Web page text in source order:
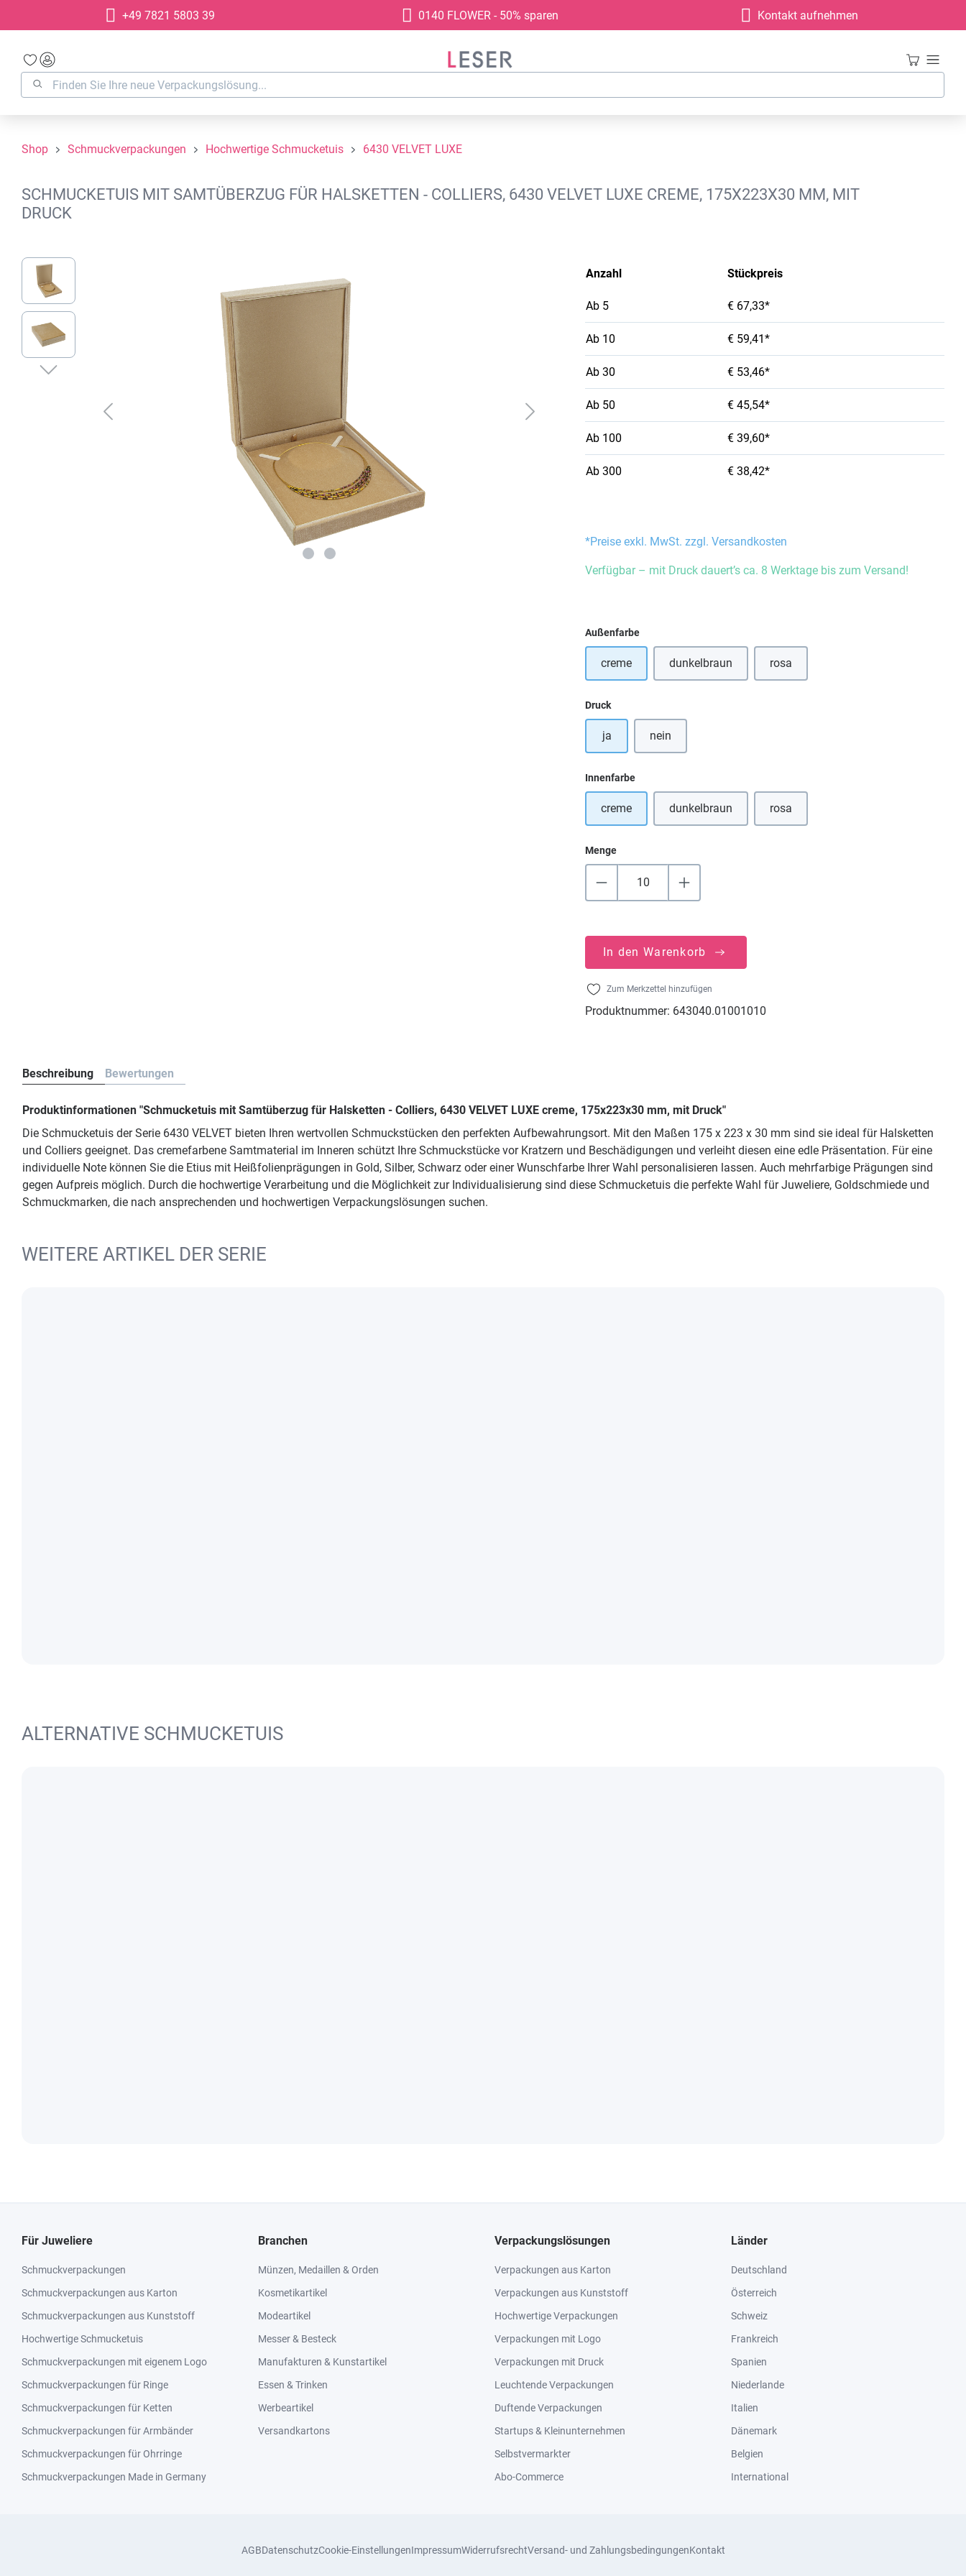
Zur Hauptnavigation springen
+49 7821 5803 39 0140 FLOWER - 50% sparen Kontakt aufnehmen
Shop Schmuckverpackungen Hochwertige Schmucketuis 6430 VELVET LUXE
SCHMUCKETUIS MIT SAMTÜBERZUG FÜR HALSKETTEN - COLLIERS, 6430 VELVET LUXE CREME, 175X223X30 MM, MIT
DRUCK
Bildergalerie überspringen
Anzahl Stückpreis
Ab 5 € 67,33*
Ab 10 € 59,41*
Ab 30 € 53,46*
Ab 50 € 45,54*
Ab 100 € 39,60*
Ab 300 € 38,42*
*Preise exkl. MwSt. zzgl. Versandkosten
Verfügbar – mit Druck dauert’s ca. 8 Werktage bis zum Versand!
Außenfarbeauswählen
creme dunkelbraun(Diese Option ist zurzeit nicht verfügbar.)
rosa(Diese Option ist zurzeit nicht verfügbar.)
Druckauswählen
ja nein
Innenfarbeauswählen
creme dunkelbraun(Diese Option ist zurzeit nicht verfügbar.)
rosa(Diese Option ist zurzeit nicht verfügbar.)
Menge
In den Warenkorb
Zum Merkzettel hinzufügen
Produktnummer: 643040.01001010
Beschreibung Bewertungen
Produktinformationen "Schmucketuis mit Samtüberzug für Halsketten - Colliers, 6430 VELVET LUXE creme, 175x223x30 mm, mit Druck"
Die Schmucketuis der Serie 6430 VELVET bieten Ihren wertvollen Schmuckstücken den perfekten Aufbewahrungsort. Mit den Maßen 175 x 223 x 30 mm sind sie ideal für Halsketten
und Colliers geeignet. Das cremefarbene Samtmaterial im Inneren schützt Ihre Schmuckstücke vor Kratzern und Beschädigungen und verleiht diesen eine edle Präsentation. Für eine
individuelle Note können Sie die Etius mit Heißfolienprägungen in Gold, Silber, Schwarz oder einer Wunschfarbe Ihrer Wahl personalisieren lassen. Auch mehrfarbige Prägungen sind
gegen Aufpreis möglich. Durch die hochwertige Verarbeitung und die Möglichkeit zur Individualisierung sind diese Schmucketuis die perfekte Wahl für Juweliere, Goldschmiede und
Schmuckmarken, die nach ansprechenden und hochwertigen Verpackungslösungen suchen.
WEITERE ARTIKEL DER SERIE
ALTERNATIVE SCHMUCKETUIS
Für Juweliere
Schmuckverpackungen
Schmuckverpackungen aus Karton
Schmuckverpackungen aus Kunststoff
Hochwertige Schmucketuis
Schmuckverpackungen mit eigenem Logo
Schmuckverpackungen für Ringe
Schmuckverpackungen für Ketten
Schmuckverpackungen für Armbänder
Schmuckverpackungen für Ohrringe
Schmuckverpackungen Made in Germany
Branchen
Münzen, Medaillen & Orden
Kosmetikartikel
Modeartikel
Messer & Besteck
Manufakturen & Kunstartikel
Essen & Trinken
Werbeartikel
Versandkartons
Verpackungslösungen
Verpackungen aus Karton
Verpackungen aus Kunststoff
Hochwertige Verpackungen
Verpackungen mit Logo
Verpackungen mit Druck
Leuchtende Verpackungen
Duftende Verpackungen
Startups & Kleinunternehmen
Selbstvermarkter
Abo-Commerce
Länder
Deutschland
Österreich
Schweiz
Frankreich
Spanien
Niederlande
Italien
Dänemark
Belgien
International
AGBDatenschutzCookie-EinstellungenImpressumWiderrufsrechtVersand- und ZahlungsbedingungenKontakt